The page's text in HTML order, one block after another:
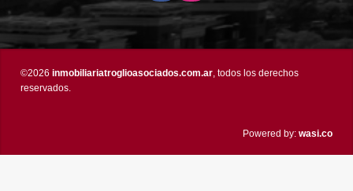
©2026 inmobiliariatroglioasociados.com.ar, todos los derechos
reservados.
Powered by: wasi.co